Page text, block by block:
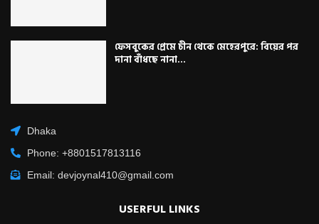
ফেসবুকের প্রেমে চীন থেকে মেহেরপুরে: বিয়ের পর
দানা বাঁধছে নানা...
Dhaka
Phone: +8801517813116
Email: devjoynal410@gmail.com
USERFUL LINKS